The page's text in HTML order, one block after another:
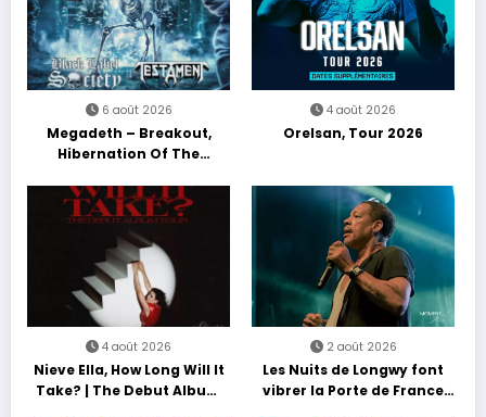
6 août 2026
Megadeth – Breakout,
Hibernation Of The
4 août 2026
Orelsan, Tour 2026
4 août 2026
Nieve Ella, How Long Will It
Take? | The Debut Album
2 août 2026
Les Nuits de Longwy font
vibrer la Porte de France